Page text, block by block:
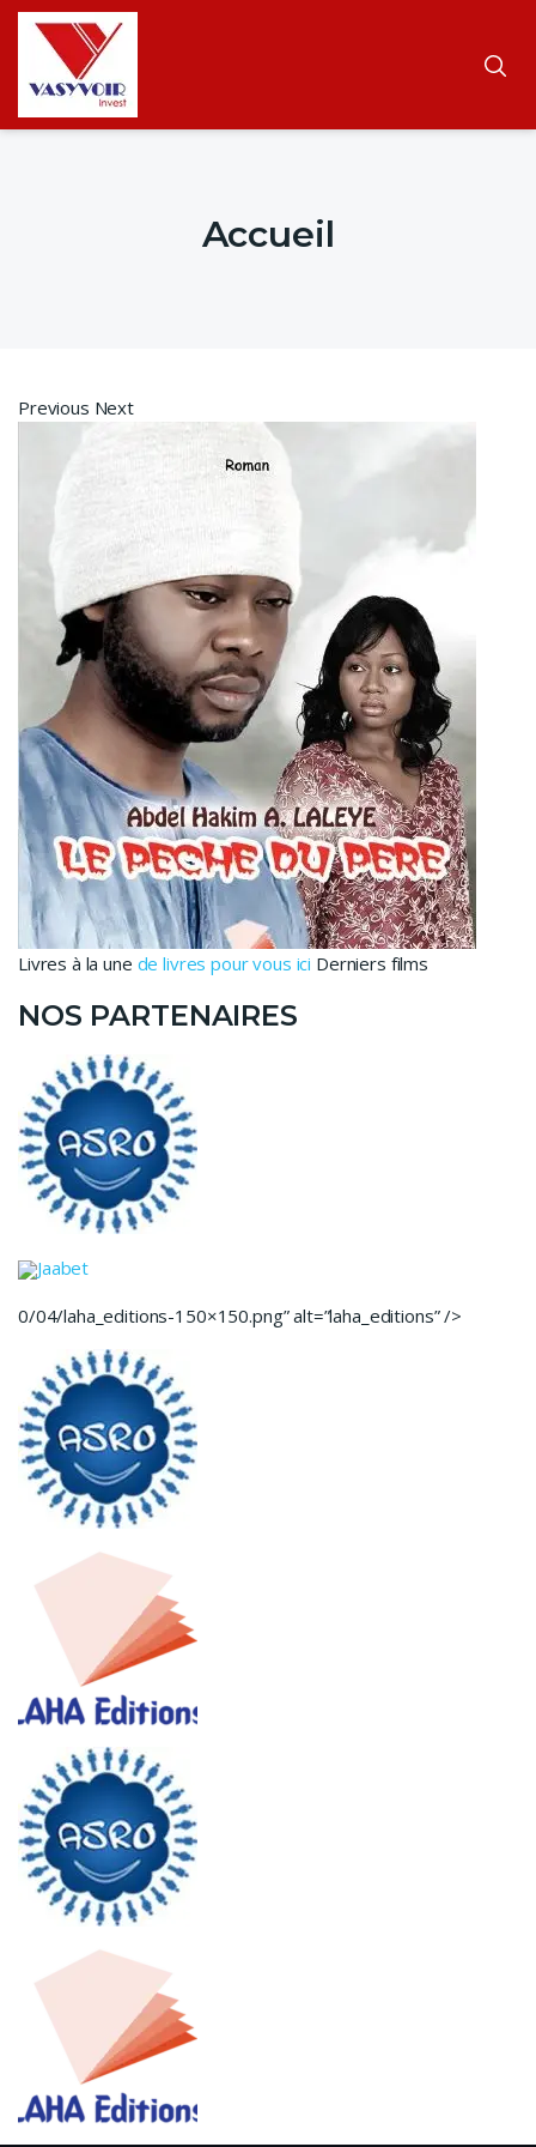
Accueil
Previous Next
Livres à la une de livres pour vous ici Derniers films
NOS PARTENAIRES
Jaabet
0/04/laha_editions-150×150.png” alt=”laha_editions” />